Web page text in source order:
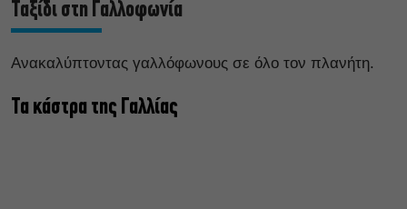
Ταξίδι στη Γαλλοφωνία
Ανακαλύπτοντας γαλλόφωνους σε όλο τον πλανήτη.
Τα κάστρα της Γαλλίας